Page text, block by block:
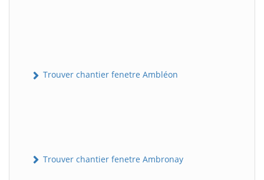
Trouver chantier fenetre Ambléon
Trouver chantier fenetre Ambronay